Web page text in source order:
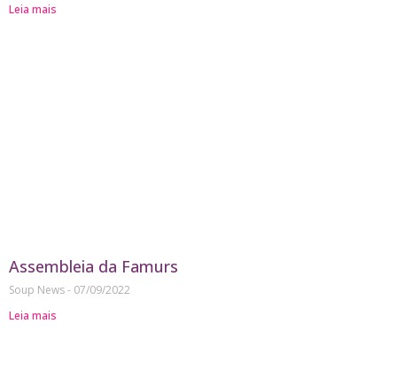
Leia mais
Assembleia da Famurs
Soup News
07/09/2022
Leia mais